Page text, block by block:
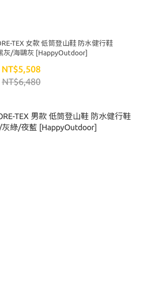
TEX 女款 低筒登山鞋 防水健行鞋
灰/海鷗灰 [HappyOutdoor]
NT$5,508
NT$6,480